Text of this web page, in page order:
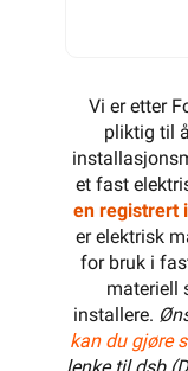
Vi er etter
pliktig til
et fast
en registrert
er elektrisk
for bruk i
materiell
installere.
kan du gjøre